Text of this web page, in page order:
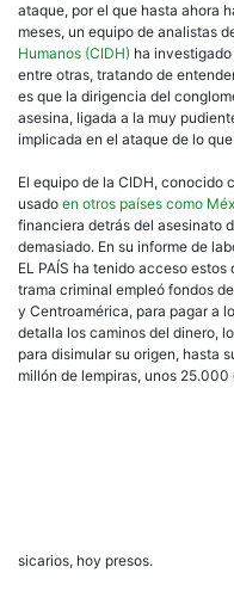
ataque, por el que hasta ahora
meses, un equipo de analistas
Humanos (CIDH) ha
entre otras, tratando de
es que la dirigencia del
asesina, ligada a la muy
implicada en el ataque de lo
El equipo de la CIDH, conocido
usado en otros países como
financiera detrás del asesinato
demasiado. En su informe de
EL PAÍS ha tenido acceso
trama criminal empleó fondos
y Centroamérica, para pagar a
detalla los caminos del dinero,
para disimular su origen, hasta
millón de lempiras, unos
sicarios, hoy presos.